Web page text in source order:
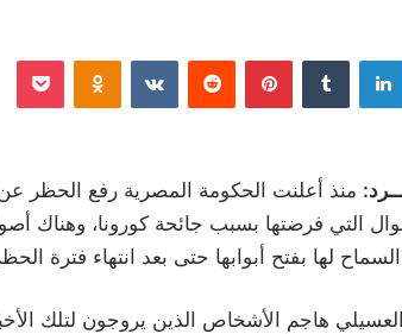
لينكدإن بينتيريست
منذ أعلنت الحكومة المصرية رفع الحظر
التي فرضتها بسبب جائحة كورونا، وهناك
لها بفتح أبوابها حتى بعد انتهاء فترة
العسيلي هاجم الأشخاص الذين يروجون لتلك